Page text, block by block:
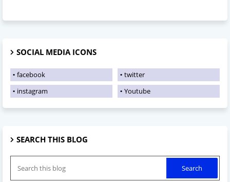
SOCIAL MEDIA ICONS
facebook
twitter
instagram
Youtube
SEARCH THIS BLOG